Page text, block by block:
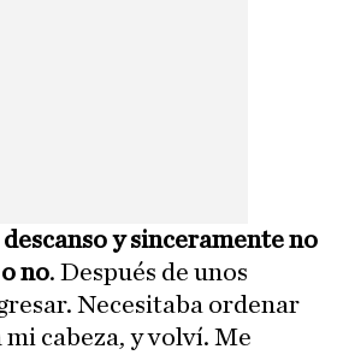
y sinceramente no
no. Después de unos
Necesitaba ordenar
mi cabeza, y volví. Me